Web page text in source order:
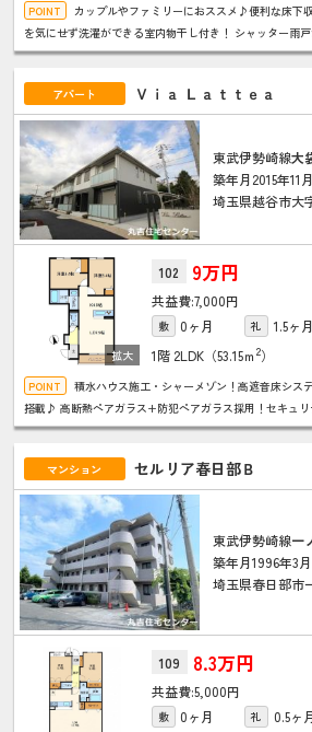
カップルやファミリーにおススメ♪便利な床下
を気にせず洗濯ができる室内物干し付き！ シャッター雨
犯面で心強い！ インターネットが無料で使え毎月の固定
アパート Ｖｉａ Ｌａｔｔｅａ
東武伊勢崎線大
築年月2015年11
埼玉県越谷市大
102 9万円
7,000円
敷 0ヶ月 礼
1.5ヶ月
1階 2LDK（53.15ｍ 2）
積水ハウス施工・シャーメゾン！高遮音床シス
搭載♪ 高断熱ペアガラス+防犯ペアガラス採用！セキュリ
ています♪ スーパーまで徒歩3分！お買い物に便利です！
マンション セルリア春日部Ｂ
東武伊勢崎線一
築年月1996年3
埼玉県春日部市
109 8.3万円
5,000円
敷 0ヶ月 礼
0.5ヶ